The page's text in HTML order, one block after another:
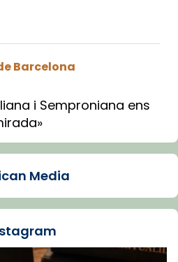
Barcelona
i Semproniana ens
bisbe de Tortosa, ha
Media